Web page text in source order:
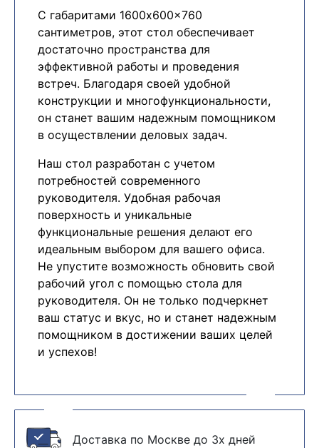
С габаритами 1600x600x760
сантиметров, этот стол обеспечивает
достаточно пространства для
эффективной работы и проведения
встреч. Благодаря своей удобной
конструкции и многофункциональности,
он станет вашим надежным помощником
в осуществлении деловых задач.
Наш стол разработан с учетом
потребностей современного
руководителя. Удобная рабочая
поверхность и уникальные
функциональные решения делают его
идеальным выбором для вашего офиса.
Не упустите возможность обновить свой
рабочий угол с помощью стола для
руководителя. Он не только подчеркнет
ваш статус и вкус, но и станет надежным
помощником в достижении ваших целей
и успехов!
Доставка по Москве до 3х дней